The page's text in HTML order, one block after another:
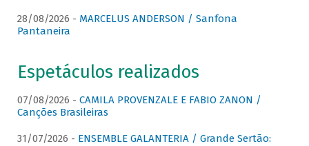
28/08/2026 - MARCELUS ANDERSON / Sanfona
Pantaneira
Espetáculos realizados
07/08/2026 - CAMILA PROVENZALE E FABIO ZANON /
Canções Brasileiras
31/07/2026 - ENSEMBLE GALANTERIA / Grande Sertão: